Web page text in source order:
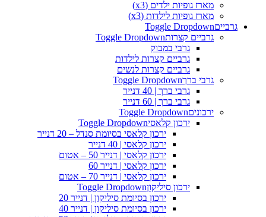
מארז גופיות ילדים (x3)
מארז גופיות לילדות (x3)
גרביים Toggle Dropdown
גרביים קצרות Toggle Dropdown
גרבי במבוק
גרביים קצרות לילדות
גרביים קצרות לנשים
גרבי ברךToggle Dropdown
גרבי ברך | 40 דנייר
גרבי ברך | 60 דנייר
ירכוניםToggle Dropdown
ירכון קלאסי Toggle Dropdown
ירכון קלאסי בסיומת סנדל – 20 דנייר
ירכון קלאסי | 40 דנייר
ירכון קלאסי | דנייר 50 – אטום
ירכון קלאסי | דנייר 60
ירכון קלאסי | דנייר 70 – אטום
ירכון סיליקוןToggle Dropdown
ירכון בסיומת סיליקון | דנייר 20
ירכון בסיומת סיליקון | דנייר 40